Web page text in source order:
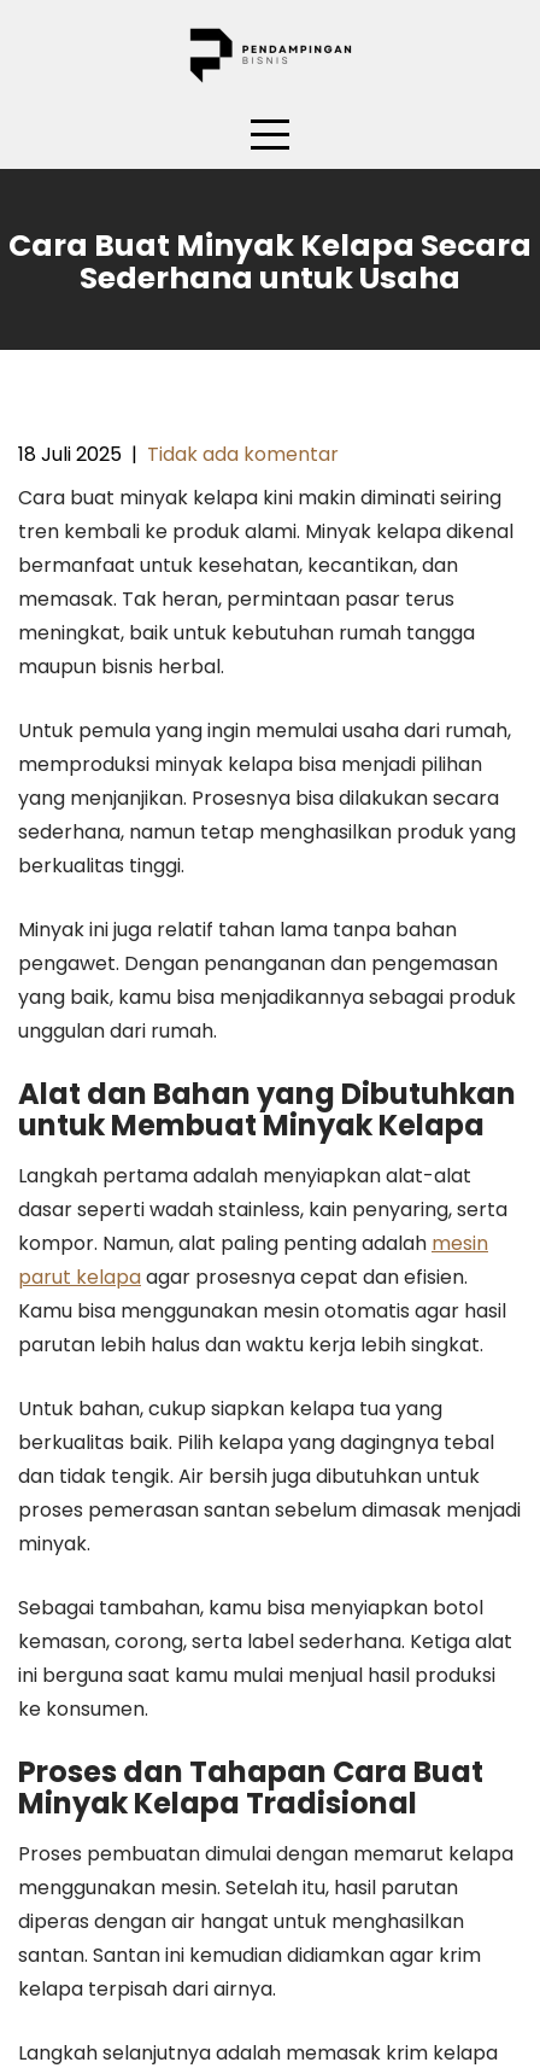
Cara Buat Minyak Kelapa Secara
Sederhana untuk Usaha
18 Juli 2025 | Tidak ada komentar
Cara buat minyak kelapa kini makin diminati seiring
tren kembali ke produk alami. Minyak kelapa dikenal
bermanfaat untuk kesehatan, kecantikan, dan
memasak. Tak heran, permintaan pasar terus
meningkat, baik untuk kebutuhan rumah tangga
maupun bisnis herbal.
Untuk pemula yang ingin memulai usaha dari rumah,
memproduksi minyak kelapa bisa menjadi pilihan
yang menjanjikan. Prosesnya bisa dilakukan secara
sederhana, namun tetap menghasilkan produk yang
berkualitas tinggi.
Minyak ini juga relatif tahan lama tanpa bahan
pengawet. Dengan penanganan dan pengemasan
yang baik, kamu bisa menjadikannya sebagai produk
unggulan dari rumah.
Alat dan Bahan yang Dibutuhkan
untuk Membuat Minyak Kelapa
Langkah pertama adalah menyiapkan alat-alat
dasar seperti wadah stainless, kain penyaring, serta
kompor. Namun, alat paling penting adalah mesin
parut kelapaagar prosesnya cepat dan efisien.
Kamu bisa menggunakan mesin otomatis agar hasil
parutan lebih halus dan waktu kerja lebih singkat.
Untuk bahan, cukup siapkan kelapa tua yang
berkualitas baik. Pilih kelapa yang dagingnya tebal
dan tidak tengik. Air bersih juga dibutuhkan untuk
proses pemerasan santan sebelum dimasak menjadi
minyak.
Sebagai tambahan, kamu bisa menyiapkan botol
kemasan, corong, serta label sederhana. Ketiga alat
ini berguna saat kamu mulai menjual hasil produksi
ke konsumen.
Proses dan Tahapan Cara Buat
Minyak Kelapa Tradisional
Proses pembuatan dimulai dengan memarut kelapa
menggunakan mesin. Setelah itu, hasil parutan
diperas dengan air hangat untuk menghasilkan
santan. Santan ini kemudian didiamkan agar krim
kelapa terpisah dari airnya.
Langkah selanjutnya adalah memasak krim kelapa